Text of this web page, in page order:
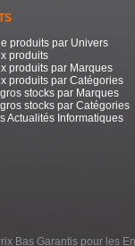
produits par Univers
produits
produits par Marques
produits par Catégories
stocks par Marques
stocks par Catégories
Actualités Informatiques
Bas Garantis pour les